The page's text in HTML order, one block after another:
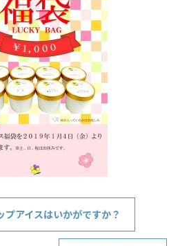
プアイスはいかがですか？